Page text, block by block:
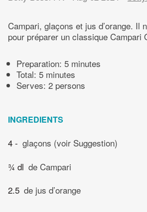
Campari, glaçons et jus d’orange. Il
pour préparer un classique Campari
Preparation: 5 minutes
Total: 5 minutes
Serves: 2 persons
INGREDIENTS
4 - glaçons (voir Suggestion)
¾ dl de Campari
2.5 de jus d’orange